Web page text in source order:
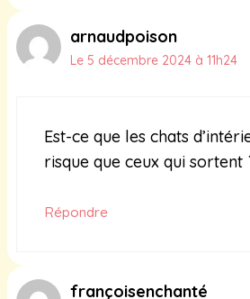
arnaudpoison
Le 5 décembre 2024 à 11h24
Est-ce que les chats
risque que ceux qui sortent
Répondre
françoisenchanté